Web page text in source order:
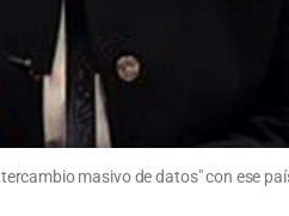
masivo de datos" con ese